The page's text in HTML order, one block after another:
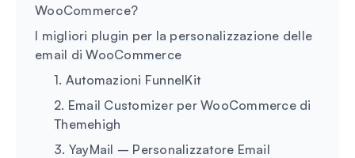
WooCommerce?
I migliori plugin per la personalizzazione delle
email di WooCommerce
1. Automazioni FunnelKit
2. Email Customizer per WooCommerce di
Themehigh
3. YayMail – Personalizzatore Email